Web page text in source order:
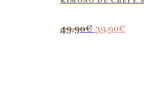
49,90€ 39,90€